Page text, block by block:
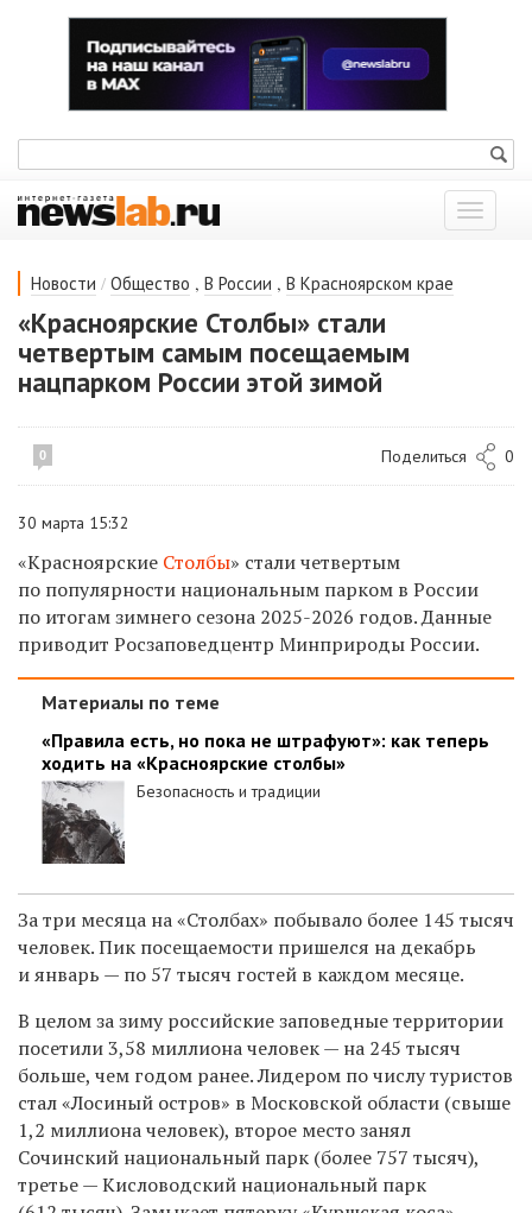
Показать
меню
Новости / Общество , В России , В Красноярском крае
«Красноярские Столбы» стали
четвертым самым посещаемым
нацпарком России этой зимой
0 Поделиться 0
30 марта 15:32
«Красноярские Столбы» стали четвертым
по популярности национальным парком в России
по итогам зимнего сезона 2025-2026 годов. Данные
приводит Росзаповедцентр Минприроды России.
Материалы по теме
«Правила есть, но пока не штрафуют»: как теперь
ходить на «Красноярские столбы»
Безопасность и традиции
За три месяца на «Столбах» побывало более 145 тысяч
человек. Пик посещаемости пришелся на декабрь
и январь — по 57 тысяч гостей в каждом месяце.
В целом за зиму российские заповедные территории
посетили 3,58 миллиона человек — на 245 тысяч
больше, чем годом ранее. Лидером по числу туристов
стал «Лосиный остров» в Московской области (свыше
1,2 миллиона человек), второе место занял
Сочинский национальный парк (более 757 тысяч),
третье — Кисловодский национальный парк